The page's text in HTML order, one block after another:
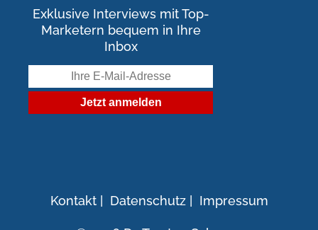
Exklusive Interviews mit Top-
Marketern bequem in Ihre
Inbox
Kontakt | Datenschutz | Impressum